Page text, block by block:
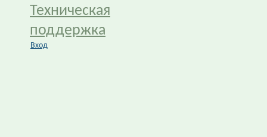
Техническая
поддержка
Вход